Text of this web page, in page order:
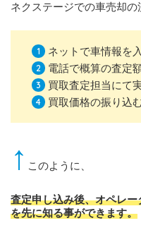
ネクステージでの車売却の
ネットで車情報を
電話で概算の査定
買取査定担当にて
買取価格の振り込
↑ このように、
査定申し込み後、オペレ
を先に知る事ができます。